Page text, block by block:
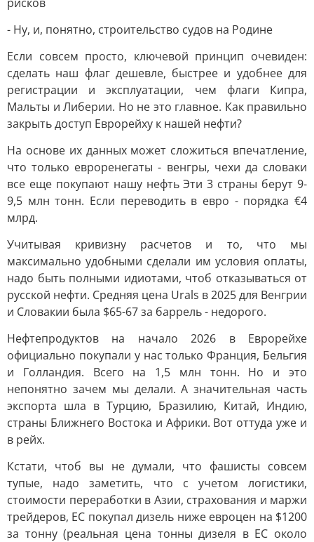
- Ну, и, понятно, строительство судов на Родине
Если совсем просто, ключевой принцип очевиден:
сделать наш флаг дешевле, быстрее и удобнее для
регистрации и эксплуатации, чем флаги Кипра,
Мальты и Либерии. Но не это главное. Как правильно
закрыть доступ Еврорейху к нашей нефти?
На основе их данных может сложиться впечатление,
что только евроренегаты - венгры, чехи да словаки
все еще покупают нашу нефть Эти 3 страны берут 9-
9,5 млн тонн. Если переводить в евро - порядка €4
млрд.
Учитывая кривизну расчетов и то, что мы
максимально удобными сделали им условия оплаты,
надо быть полными идиотами, чтоб отказываться от
русской нефти. Средняя цена Urals в 2025 для Венгрии
и Словакии была $65-67 за баррель - недорого.
Нефтепродуктов на начало 2026 в Еврорейхе
официально покупали у нас только Франция, Бельгия
и Голландия. Всего на 1,5 млн тонн. Но и это
непонятно зачем мы делали. А значительная часть
экспорта шла в Турцию, Бразилию, Китай, Индию,
страны Ближнего Востока и Африки. Вот оттуда уже и
в рейх.
Кстати, чтоб вы не думали, что фашисты совсем
тупые, надо заметить, что с учетом логистики,
стоимости переработки в Азии, страхования и маржи
трейдеров, ЕС покупал дизель ниже евроцен на $1200
за тонну (реальная цена тонны дизеля в ЕС около